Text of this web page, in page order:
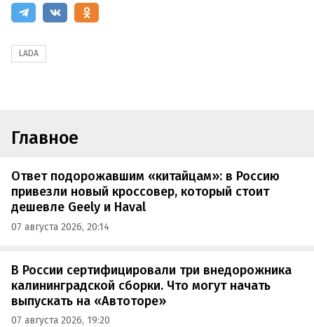
LADA
Главное
Ответ подорожавшим «китайцам»: в Россию
привезли новый кроссовер, который стоит
дешевле Geely и Haval
07 августа 2026, 20:14
В России сертифицировали три внедорожника
калининградской сборки. Что могут начать
выпускать на «Автоторе»
07 августа 2026, 19:20